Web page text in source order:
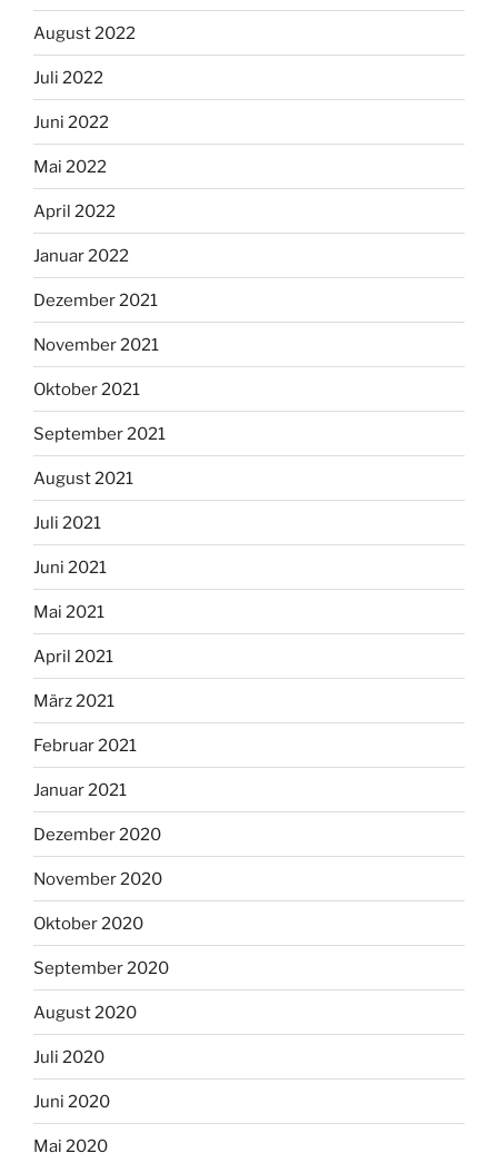
August 2022
Juli 2022
Juni 2022
Mai 2022
April 2022
Januar 2022
Dezember 2021
November 2021
Oktober 2021
September 2021
August 2021
Juli 2021
Juni 2021
Mai 2021
April 2021
März 2021
Februar 2021
Januar 2021
Dezember 2020
November 2020
Oktober 2020
September 2020
August 2020
Juli 2020
Juni 2020
Mai 2020